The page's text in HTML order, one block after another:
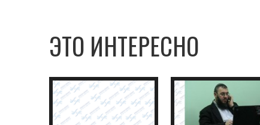
ЭТО ИНТЕРЕСНО